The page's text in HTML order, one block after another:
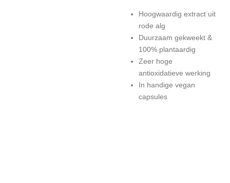
Hoogwaardig extract uit
rode alg
Duurzaam gekweekt &
100% plantaardig
Zeer hoge
antioxidatieve werking
In handige vegan
capsules